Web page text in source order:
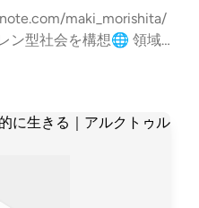
maki_morishita/
する人 西本真紀
いね・コメント・レター
channels/65e943